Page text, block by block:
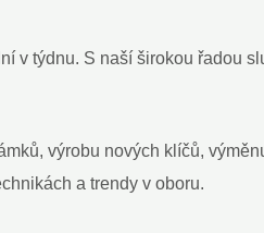
v týdnu. S naší širokou řadou
výrobu nových klíčů,
a trendy v oboru.